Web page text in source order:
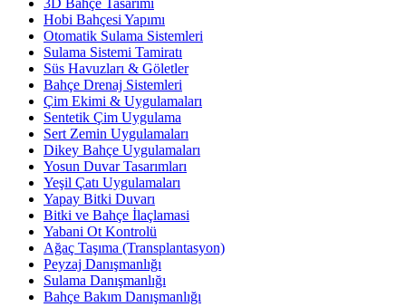
Hobi Bahçesi Yapımı
Otomatik Sulama Sistemleri
Sulama Sistemi Tamiratı
Süs Havuzları & Göletler
Bahçe Drenaj Sistemleri
Çim Ekimi & Uygulamaları
Sentetik Çim Uygulama
Sert Zemin Uygulamaları
Dikey Bahçe Uygulamaları
Yosun Duvar Tasarımları
Yeşil Çatı Uygulamaları
Yapay Bitki Duvarı
Bitki ve Bahçe İlaçlamasi
Yabani Ot Kontrolü
Ağaç Taşıma (Transplantasyon)
Peyzaj Danışmanlığı
Sulama Danışmanlığı
Bahçe Bakım Danışmanlığı